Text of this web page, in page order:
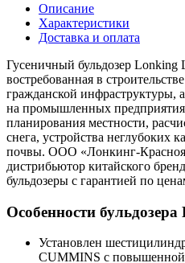
Описание
Характеристики
Доставка и оплата
Гусеничный бульдозер
востребованная в
гражданской инфраструктуры,
на промышленных
планирования местности,
снега, устройства неглубоких
почвы. ООО «Лонкинг-
дистрибьютор китайского
бульдозеры с гарантией по
Особенности бульдозера
Установлен
CUMMINS с повышенной